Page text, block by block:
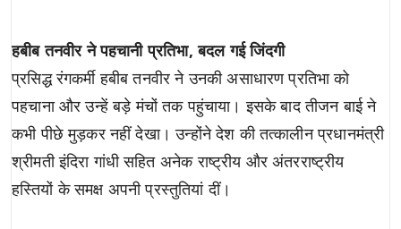
हबीब तनवीर ने पहचानी प्रतिभा, बदल गई जिंदगी
प्रसिद्ध रंगकर्मी हबीब तनवीर ने उनकी असाधारण प्रतिभा को
पहचाना और उन्हें बड़े मंचों तक पहुंचाया। इसके बाद तीजन बाई ने
कभी पीछे मुड़कर नहीं देखा। उन्होंने देश की तत्कालीन प्रधानमंत्री
श्रीमती इंदिरा गांधी सहित अनेक राष्ट्रीय और अंतरराष्ट्रीय
हस्तियों के समक्ष अपनी प्रस्तुतियां दीं।